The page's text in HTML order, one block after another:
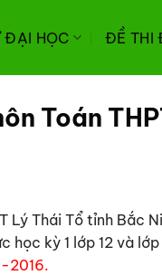
ĐẠI HỌC ĐỀ THI
Toán
Lý Thái Tổ tỉnh Bắc
kỳ 1 lớp 12 và lớp
-2016.